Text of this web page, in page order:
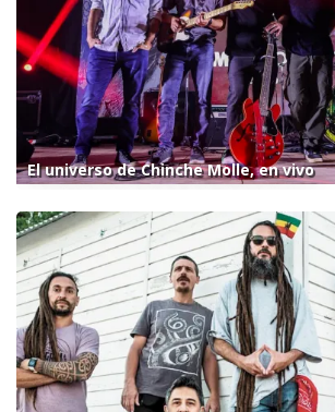
El universo de Chinche Molle, en vivo